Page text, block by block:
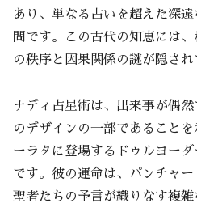
あり、単なる占いを超えた深
問です。この古代の知恵には
の秩序と因果関係の謎が隠され
ナディ占星術は、出来事が偶
のデザインの一部であること
ーラタに登場するドゥルヨー
です。彼の運命は、パンチャー
聖者たちの予言が織りなす複